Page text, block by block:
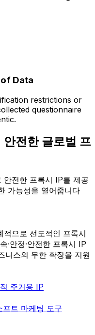
Data
restrictions or
questionnaire
전한 글로벌 프
전한 프록시 IP를 제공
가능성을 열어줍니다
적으로 선도적인 프록시
·안정·안전한 프록시 IP
니스의 무한 확장을 지원
주거용 IP
프트 마케팅 도구